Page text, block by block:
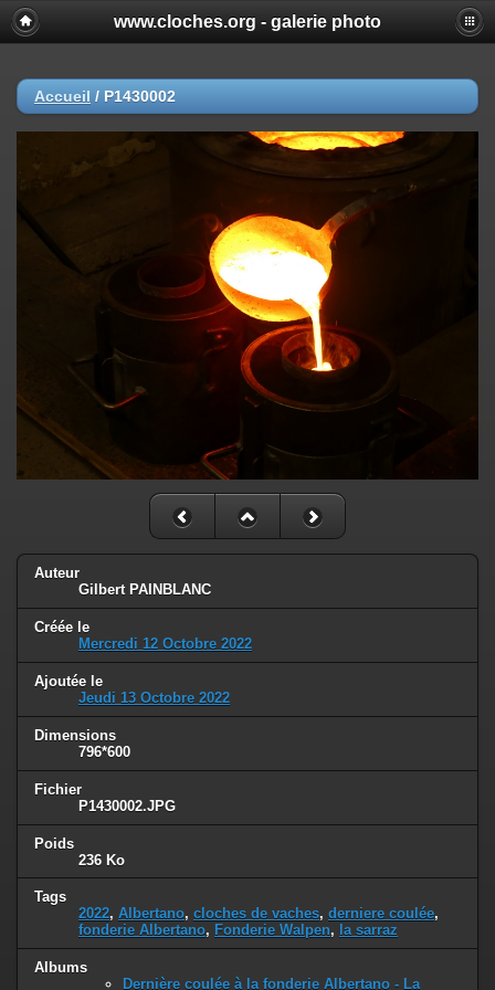
www.cloches.org - galerie photo
Accueil / P1430002
Auteur
Gilbert PAINBLANC
Créée le
Mercredi 12 Octobre 2022
Ajoutée le
Jeudi 13 Octobre 2022
Dimensions
796*600
Fichier
P1430002.JPG
Poids
236 Ko
Tags
2022, Albertano, cloches de vaches, derniere coulée,
fonderie Albertano, Fonderie Walpen, la sarraz
Albums
Dernière coulée à la fonderie Albertano - La